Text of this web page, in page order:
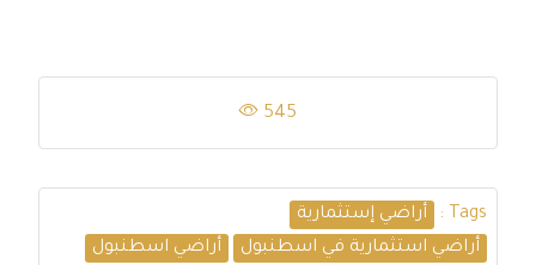
545
Tags :
أراضي إستثمارية
أراضي استثمارية في اسطنبول
أراضي اسطنبول